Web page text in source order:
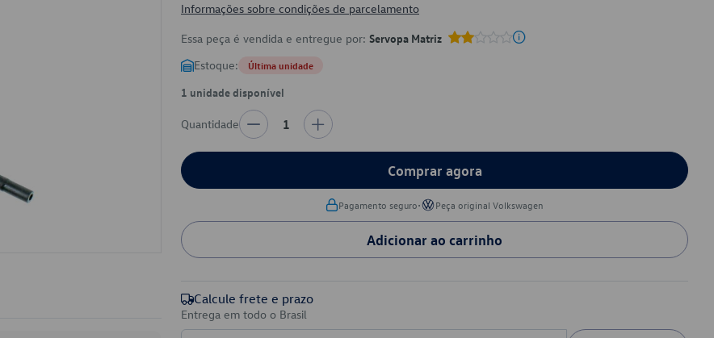
Informações sobre condições de parcelamento
Essa peça é vendida e entregue por: Servopa Matriz
Estoque: Última unidade
1 unidade disponível
Quantidade 1
Comprar agora
Pagamento seguro• Peça original Volkswagen
Adicionar ao carrinho
Calcule frete e prazo
Entrega em todo o Brasil